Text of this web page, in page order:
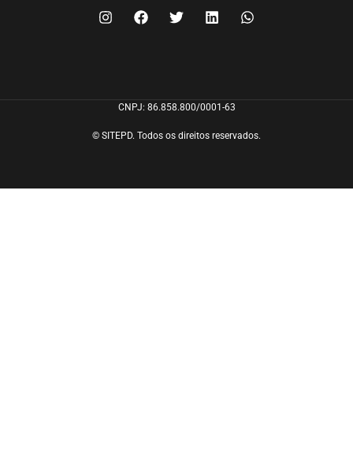
CNPJ: 86.858.800/0001-63
© SITEPD. Todos os direitos reservados.